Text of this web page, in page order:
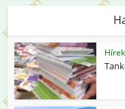
Hírek